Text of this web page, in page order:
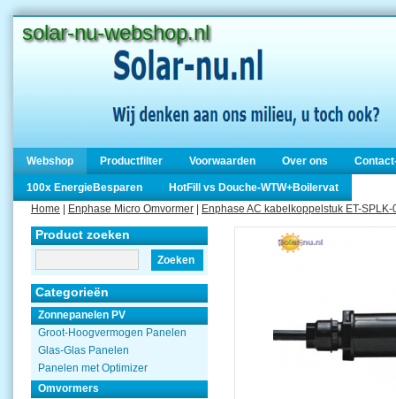
solar-nu-webshop.nl
Webshop Productfilter Voorwaarden Over ons
100x EnergieBesparen
HotFill vs Douche-WTW+Boilervat
Home
Enphase Micro Omvormer Enphase AC kabelkoppelstuk ET-SPLK-
Product zoeken
Zoeken
Categorieën
Zonnepanelen PV
Groot-Hoogvermogen Panelen
Glas-Glas Panelen
Panelen met Optimizer
Omvormers